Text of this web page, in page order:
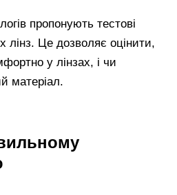
пропонують тестові
лінз. Це дозволяє оцінити,
у лінзах, і чи
матеріал.